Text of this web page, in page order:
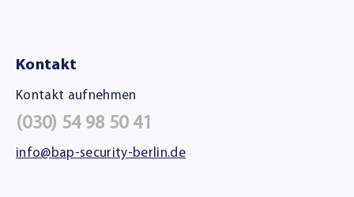
Kontakt
Kontakt aufnehmen
(030) 54 98 50 41
info@bap-security-berlin.de